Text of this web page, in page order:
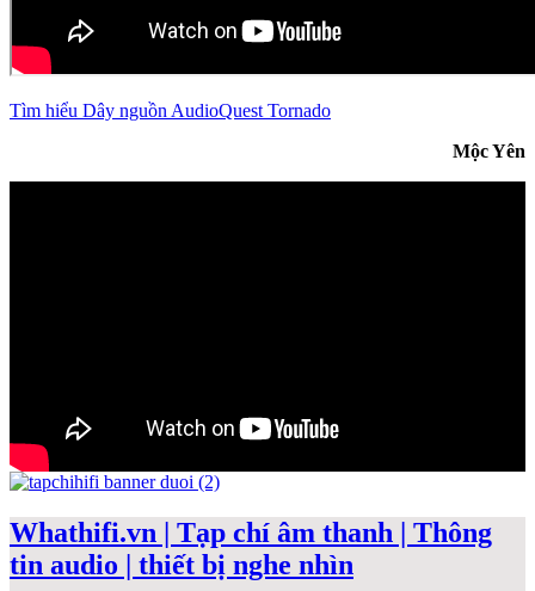
Tìm hiểu Dây nguồn AudioQuest Tornado
Mộc Yên
Whathifi.vn | Tạp chí âm thanh | Thông
tin audio | thiết bị nghe nhìn